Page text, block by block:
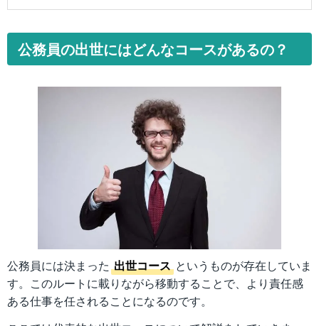
公務員の出世にはどんなコースがあるの？
公務員には決まった 出世コース というものが存在していま
す。このルートに載りながら移動することで、より責任感
ある仕事を任されることになるのです。